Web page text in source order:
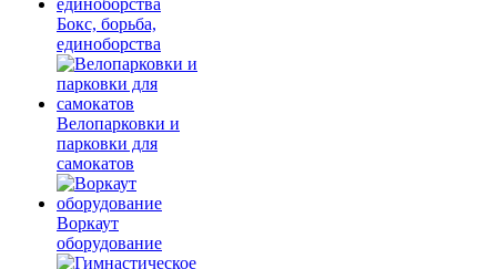
Бокс, борьба,
единоборства
Велопарковки и
парковки для
самокатов
Воркаут
оборудование